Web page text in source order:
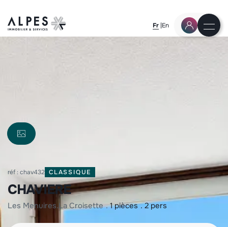
Fr En
réf : chav432 CLASSIQUE
CHAVIERE
les menuires la croisette 1 pièces 2 pers